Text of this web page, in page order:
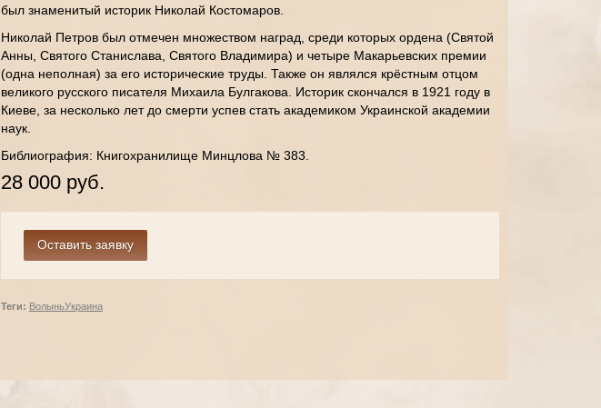
был знаменитый историк Николай Костомаров.
Николай Петров был отмечен множеством наград, среди которых ордена (Святой
Анны, Святого Станислава, Святого Владимира) и четыре Макарьевских премии
(одна неполная) за его исторические труды. Также он являлся крёстным отцом
великого русского писателя Михаила Булгакова. Историк скончался в 1921 году в
Киеве, за несколько лет до смерти успев стать академиком Украинской академии
наук.
Библиография: Книгохранилище Минцлова № 383.
28 000 руб.
Теги: ВолыньУкраина